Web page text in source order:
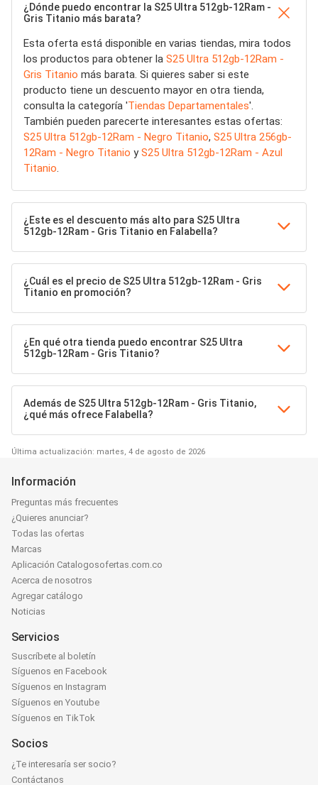
¿Dónde puedo encontrar la S25 Ultra 512gb-12Ram -
Gris Titanio más barata?
Esta oferta está disponible en varias tiendas, mira todos
los productos para obtener la S25 Ultra 512gb-12Ram -
Gris Titanio más barata. Si quieres saber si este
producto tiene un descuento mayor en otra tienda,
consulta la categoría 'Tiendas Departamentales'.
También pueden parecerte interesantes estas ofertas:
S25 Ultra 512gb-12Ram - Negro Titanio, S25 Ultra 256gb-
12Ram - Negro Titanio yS25 Ultra 512gb-12Ram - Azul
Titanio
¿Este es el descuento más alto para S25 Ultra
512gb-12Ram - Gris Titanio en Falabella?
¿Cuál es el precio de S25 Ultra 512gb-12Ram - Gris
Titanio en promoción?
¿En qué otra tienda puedo encontrar S25 Ultra
512gb-12Ram - Gris Titanio?
Además de S25 Ultra 512gb-12Ram - Gris Titanio,
¿qué más ofrece Falabella?
Última actualización: martes, 4 de agosto de 2026
Información
Preguntas más frecuentes
¿Quieres anunciar?
Todas las ofertas
Marcas
Aplicación Catalogosofertas.com.co
Acerca de nosotros
Agregar catálogo
Noticias
Servicios
Suscríbete al boletín
Síguenos en Facebook
Síguenos en Instagram
Síguenos en Youtube
Síguenos en TikTok
Socios
¿Te interesaría ser socio?
Contáctanos